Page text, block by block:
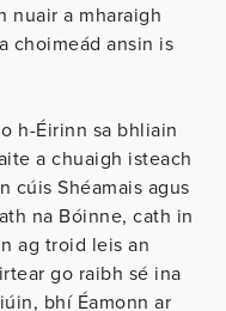
nuair a mharaigh
choimeád ansin is
h-Éirinn sa bhliain
a chuaigh isteach
cúis Shéamais agus
na Bóinne, cath in
ag troid leis an
go raibh sé ina
bhí Éamonn ar